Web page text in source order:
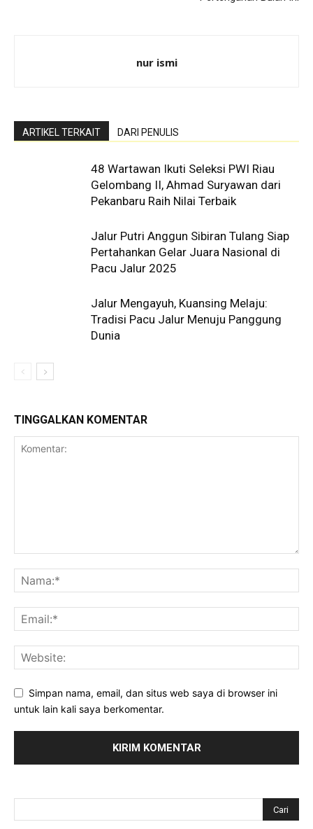
nur ismi
ARTIKEL TERKAIT DARI PENULIS
48 Wartawan Ikuti Seleksi PWI Riau
Gelombang II, Ahmad Suryawan dari
Pekanbaru Raih Nilai Terbaik
Jalur Putri Anggun Sibiran Tulang Siap
Pertahankan Gelar Juara Nasional di
Pacu Jalur 2025
Jalur Mengayuh, Kuansing Melaju:
Tradisi Pacu Jalur Menuju Panggung
Dunia
TINGGALKAN KOMENTAR
Simpan nama, email, dan situs web saya di browser ini
untuk lain kali saya berkomentar.